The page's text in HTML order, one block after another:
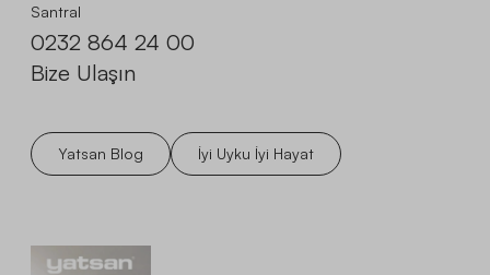
Santral
0232 864 24 00
Bize Ulaşın
Yatsan Blog İyi Uyku İyi Hayat